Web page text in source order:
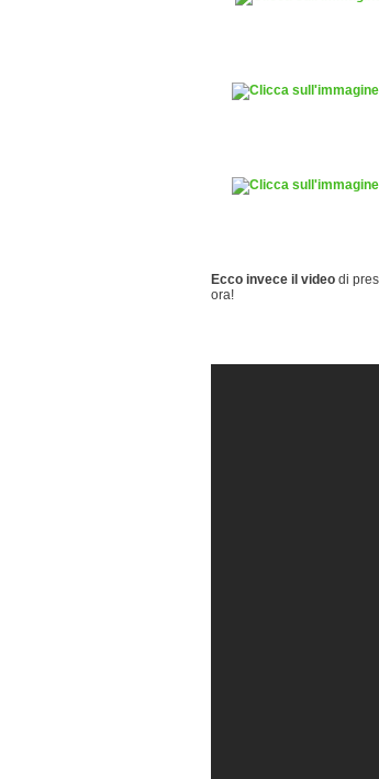
Ecco invece il video di
ora!